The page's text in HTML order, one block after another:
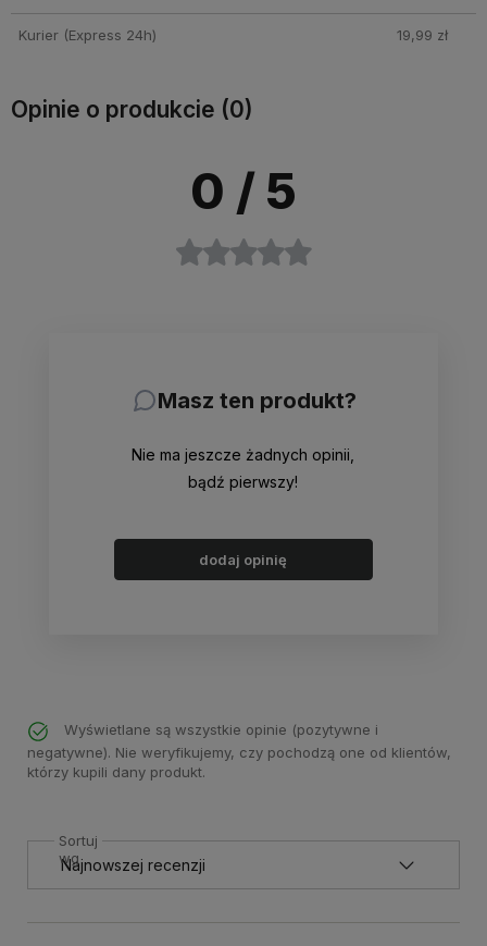
Kurier (Express 24h) 19,99 zł
Opinie o produkcie (0)
0 / 5
Masz ten produkt?
Nie ma jeszcze żadnych opinii,
bądź pierwszy!
dodaj opinię
Wyświetlane są wszystkie opinie (pozytywne i
negatywne). Nie weryfikujemy, czy pochodzą one od klientów,
którzy kupili dany produkt.
Sortuj
wg